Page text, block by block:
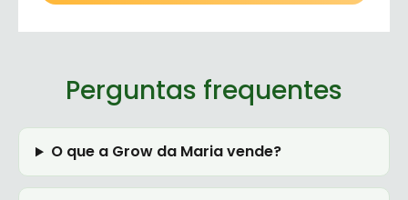
Perguntas frequentes
O que a Grow da Maria vende?